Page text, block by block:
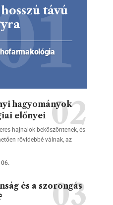
távú
hagyományok
előnyei
hajnalok beköszöntenek, és
rövidebbé válnak, az
és a szorongás